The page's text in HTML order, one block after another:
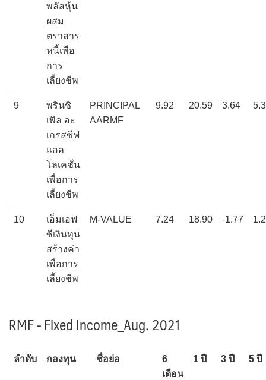
พลัสหุ้น
ผสม
ตราสาร
หนี้เพื่อ
การ
เลี้ยงชีพ
9
พรินซิ
เพิล อะ
เกรสซีฟ
แอล
โลเคชั่น
เพื่อการ
เลี้ยงชีพ
PRINCIPAL
AARMF
9.92 20.59 3.64
10
เอ็มเอฟ
ซีเงินทุน
สร้างค่า
เพื่อการ
เลี้ยงชีพ
M-VALUE 7.24 18.90 -1.77
RMF - Fixed Income_Aug. 2021
ลำดับ กองทุน ชื่อย่อ
6
เดือน
1 ปี 3 ปี 5 ปี